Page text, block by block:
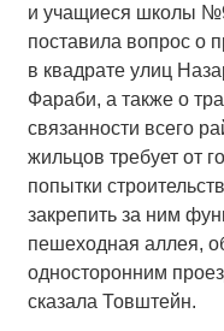
и учащиеся школы
поставила вопрос о
в квадрате улиц
Фараби, а также о
связанности всего
жильцов требует от
попытки
закрепить за ним
пешеходная аллея,
односторонним
сказала Товштейн.